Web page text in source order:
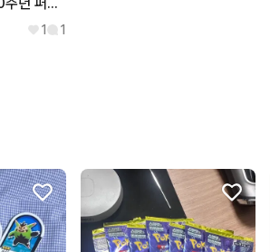
중판 포켓몬카드 30주년 퍼스트 파트너2 미개봉 9종 전종
1 1